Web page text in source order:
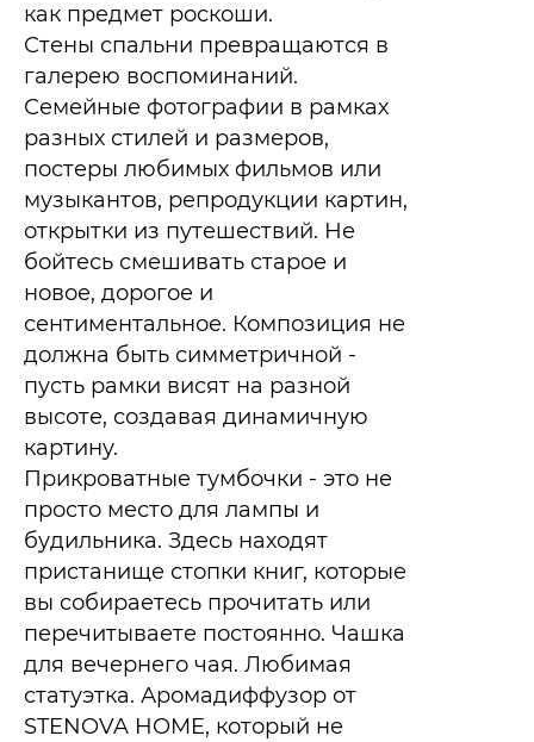
как предмет роскоши.​
Стены спальни превращаются в
галерею воспоминаний.
Семейные фотографии в рамках
разных стилей и размеров,
постеры любимых фильмов или
музыкантов, репродукции картин,
открытки из путешествий. Не
бойтесь смешивать старое и
новое, дорогое и
сентиментальное. Композиция не
должна быть симметричной -
пусть рамки висят на разной
высоте, создавая динамичную
картину.
Прикроватные тумбочки - это не
просто место для лампы и
будильника. Здесь находят
пристанище стопки книг, которые
вы собираетесь прочитать или
перечитываете постоянно. Чашка
для вечернего чая. Любимая
статуэтка. Аромадиффузор от
STENOVA HOME, который не